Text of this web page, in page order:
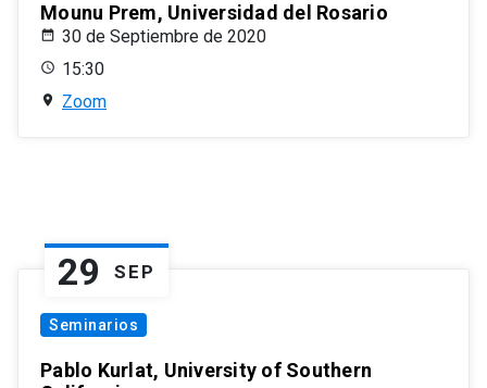
Mounu Prem, Universidad del Rosario
30 de Septiembre de 2020
15:30
Zoom
29 SEP
Seminarios
Pablo Kurlat, University of Southern